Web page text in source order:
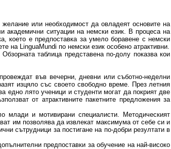
или необходимост да овладеят основите на
академични ситуации на немски език. В процеса на
което е предпоставка за умело боравене с немски
на LinguaMundi по немски език особено атрактивни.
таблица представена по-долу показва кои
във вечерни, дневни или съботно-неделни
изцяло със своето свободно време. През летния
едно лято ученици и студенти могат да покрият две
от атрактивните пакетните предложения за
млади и мотивирани специалисти. Методическият
им позволява да извлекат максимума от себе си и
сътрудници за постигане на по-добри резултати в
предпоставки за обучение на най-високо